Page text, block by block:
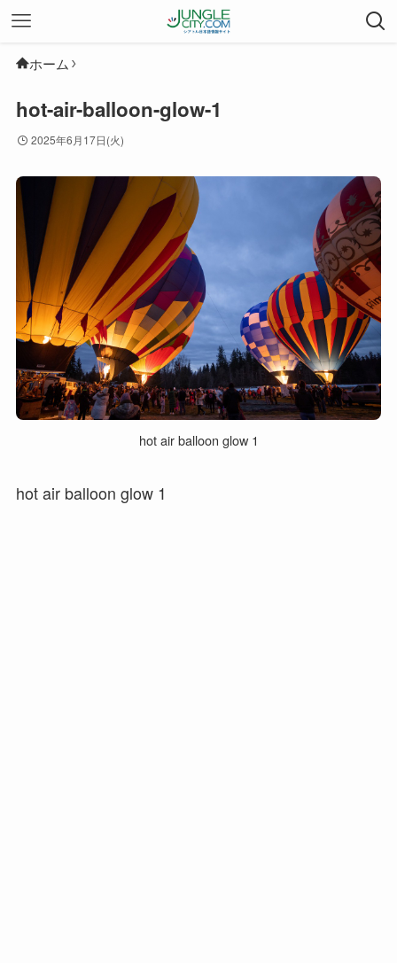
ホーム
hot-air-balloon-glow-1
2025年6月17日(火)
hot air balloon glow 1
hot air balloon glow 1